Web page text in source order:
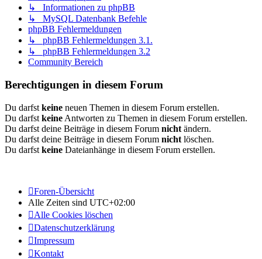
↳ Informationen zu phpBB
↳ MySQL Datenbank Befehle
phpBB Fehlermeldungen
↳ phpBB Fehlermeldungen 3.1.
↳ phpBB Fehlermeldungen 3.2
Community Bereich
Berechtigungen in diesem Forum
Du darfst keine neuen Themen in diesem Forum erstellen.
Du darfst keine Antworten zu Themen in diesem Forum erstellen.
Du darfst deine Beiträge in diesem Forum nicht ändern.
Du darfst deine Beiträge in diesem Forum nicht löschen.
Du darfst keine Dateianhänge in diesem Forum erstellen.
Foren-Übersicht
Alle Zeiten sind UTC+02:00
Alle Cookies löschen
Datenschutzerklärung
Impressum
Kontakt